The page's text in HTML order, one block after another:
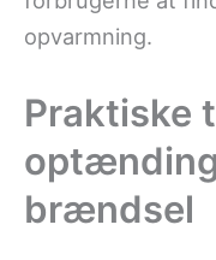
opvarmning.
Praktiske
brændsel